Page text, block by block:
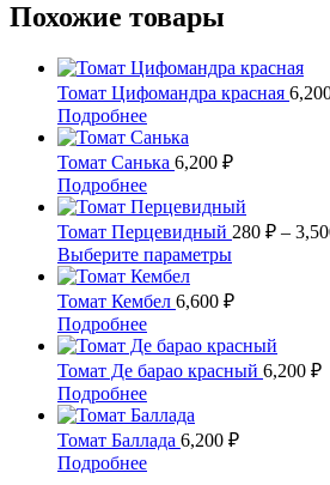
Похожие товары
Томат Цифомандра красная
ПодробнееЭтот
товар
имеет
несколько
вариаций.
Опции
можно
выбрать
на
странице
товара.
Томат Санька 6,200 ₽
ПодробнееЭтот
товар
имеет
несколько
вариаций.
Опции
можно
выбрать
на
странице
товара.
Томат Перцевидный 280 ₽ –
Выберите параметрыЭтот
имеет
вариаций.
Опции
можно
странице
Томат Кембел 6,600 ₽
ПодробнееЭтот
товар
имеет
несколько
вариаций.
Опции
можно
выбрать
Томат Де барао красный 6,200 ₽
ПодробнееЭтот
товар
имеет
несколько
вариаций.
Томат Баллада 6,200 ₽
ПодробнееЭтот